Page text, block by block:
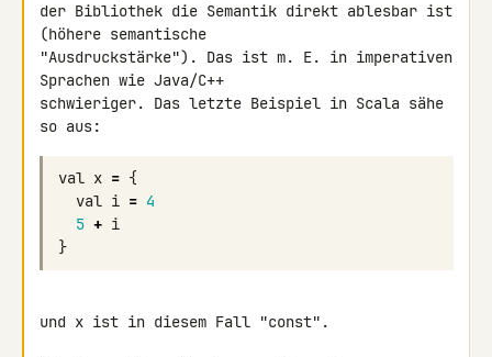
der Bibliothek die Semantik direkt ablesbar ist
(höhere semantische
"Ausdruckstärke"). Das ist m. E. in imperativen
Sprachen wie Java/C++
schwieriger. Das letzte Beispiel in Scala sähe
val x = {
val i = 4
5 + i
}
und x ist in diesem Fall "const".